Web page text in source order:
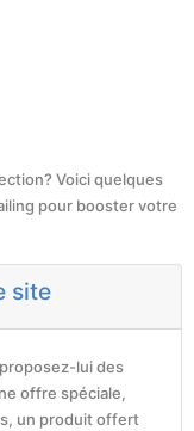
Voici quelques
pour booster votre
site
lui des
offre spéciale,
un produit offert